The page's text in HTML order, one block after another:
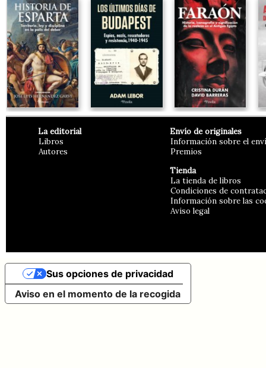
La editorial
Libros
Autores
Envío de originales
Información sobre el
Premios
Tienda
La tienda de libros
Condiciones de
Información sobre las
Aviso legal
Aviso en el momento de la recogida
Sus opciones de privacidad